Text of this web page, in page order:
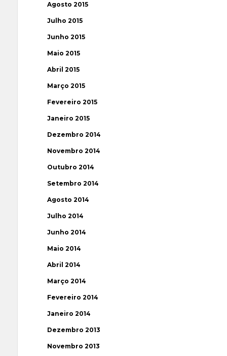
Agosto 2015
Julho 2015
Junho 2015
Maio 2015
Abril 2015
Março 2015
Fevereiro 2015
Janeiro 2015
Dezembro 2014
Novembro 2014
Outubro 2014
Setembro 2014
Agosto 2014
Julho 2014
Junho 2014
Maio 2014
Abril 2014
Março 2014
Fevereiro 2014
Janeiro 2014
Dezembro 2013
Novembro 2013